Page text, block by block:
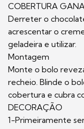
COBERTURA
Derreter o
acrescentar o
geladeira e utilizar.
Montagem
Monte o bolo
recheio. Blinde o
cobertura e cubra
DECORAÇÃO
1-Primeiramente